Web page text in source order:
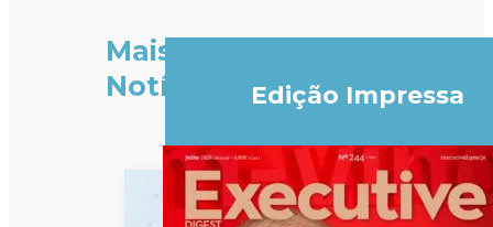
Mais
Notícias
Edição Impressa